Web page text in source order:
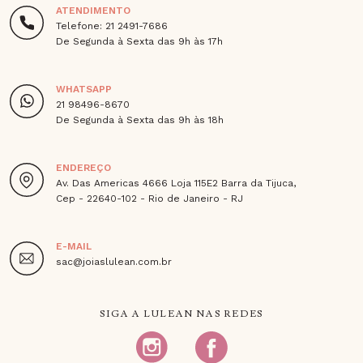
ATENDIMENTO
Telefone: 21 2491-7686
De Segunda à Sexta das 9h às 17h
WHATSAPP
21 98496-8670
De Segunda à Sexta das 9h às 18h
ENDEREÇO
Av. Das Americas 4666 Loja 115E2 Barra da Tijuca,
Cep - 22640-102 - Rio de Janeiro - RJ
E-MAIL
sac@joiaslulean.com.br
SIGA A LULEAN NAS REDES